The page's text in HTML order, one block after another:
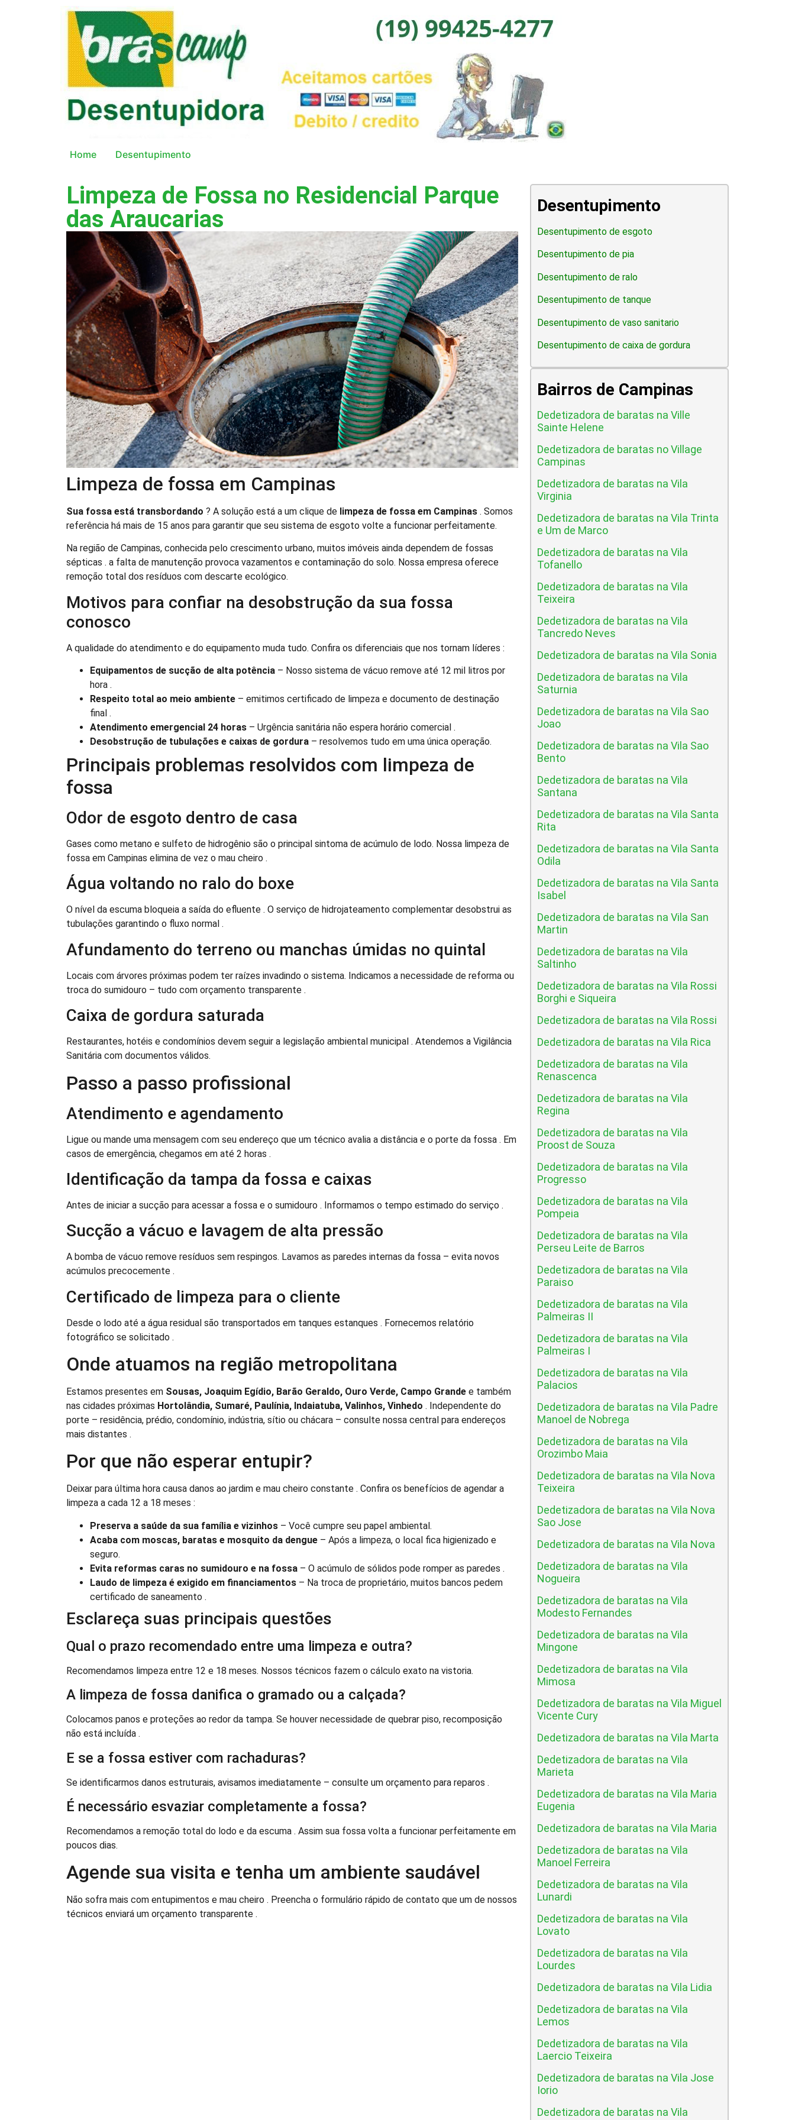
Home Desentupimento
Limpeza de Fossa no Residencial Parque
das Araucarias
Limpeza de fossa em Campinas
Sua fossa está transbordando ? A solução está a um clique de limpeza de fossa em Campinas . Somos
referência há mais de 15 anos para garantir que seu sistema de esgoto volte a funcionar perfeitamente.
Na região de Campinas, conhecida pelo crescimento urbano, muitos imóveis ainda dependem de fossas
sépticas . a falta de manutenção provoca vazamentos e contaminação do solo. Nossa empresa oferece
remoção total dos resíduos com descarte ecológico.
Motivos para confiar na desobstrução da sua fossa
conosco
A qualidade do atendimento e do equipamento muda tudo. Confira os diferenciais que nos tornam líderes :
Equipamentos de sucção de alta potência – Nosso sistema de vácuo remove até 12 mil litros por
hora .
Respeito total ao meio ambiente – emitimos certificado de limpeza e documento de destinação
final .
Atendimento emergencial 24 horas – Urgência sanitária não espera horário comercial .
Desobstrução de tubulações e caixas de gordura – resolvemos tudo em uma única operação.
Principais problemas resolvidos com limpeza de
fossa
Odor de esgoto dentro de casa
Gases como metano e sulfeto de hidrogênio são o principal sintoma de acúmulo de lodo. Nossa limpeza de
fossa em Campinas elimina de vez o mau cheiro .
Água voltando no ralo do boxe
O nível da escuma bloqueia a saída do efluente . O serviço de hidrojateamento complementar desobstrui as
tubulações garantindo o fluxo normal .
Afundamento do terreno ou manchas úmidas no quintal
Locais com árvores próximas podem ter raízes invadindo o sistema. Indicamos a necessidade de reforma ou
troca do sumidouro – tudo com orçamento transparente .
Caixa de gordura saturada
Restaurantes, hotéis e condomínios devem seguir a legislação ambiental municipal . Atendemos a Vigilância
Sanitária com documentos válidos.
Passo a passo profissional
Atendimento e agendamento
Ligue ou mande uma mensagem com seu endereço que um técnico avalia a distância e o porte da fossa . Em
casos de emergência, chegamos em até 2 horas .
Identificação da tampa da fossa e caixas
Antes de iniciar a sucção para acessar a fossa e o sumidouro . Informamos o tempo estimado do serviço .
Sucção a vácuo e lavagem de alta pressão
A bomba de vácuo remove resíduos sem respingos. Lavamos as paredes internas da fossa – evita novos
acúmulos precocemente .
Certificado de limpeza para o cliente
Desde o lodo até a água residual são transportados em tanques estanques . Fornecemos relatório
fotográfico se solicitado .
Onde atuamos na região metropolitana
Estamos presentes em Sousas, Joaquim Egídio, Barão Geraldo, Ouro Verde, Campo Grande e também
nas cidades próximas Hortolândia, Sumaré, Paulínia, Indaiatuba, Valinhos, Vinhedo . Independente do
porte – residência, prédio, condomínio, indústria, sítio ou chácara – consulte nossa central para endereços
mais distantes .
Por que não esperar entupir?
Deixar para última hora causa danos ao jardim e mau cheiro constante . Confira os benefícios de agendar a
limpeza a cada 12 a 18 meses :
Preserva a saúde da sua família e vizinhos – Você cumpre seu papel ambiental.
Acaba com moscas, baratas e mosquito da dengue – Após a limpeza, o local fica higienizado e
seguro.
Evita reformas caras no sumidouro e na fossa – O acúmulo de sólidos pode romper as paredes .
Laudo de limpeza é exigido em financiamentos – Na troca de proprietário, muitos bancos pedem
certificado de saneamento .
Esclareça suas principais questões
Qual o prazo recomendado entre uma limpeza e outra?
Recomendamos limpeza entre 12 e 18 meses. Nossos técnicos fazem o cálculo exato na vistoria.
A limpeza de fossa danifica o gramado ou a calçada?
Colocamos panos e proteções ao redor da tampa. Se houver necessidade de quebrar piso, recomposição
não está incluída .
E se a fossa estiver com rachaduras?
Se identificarmos danos estruturais, avisamos imediatamente – consulte um orçamento para reparos .
É necessário esvaziar completamente a fossa?
Recomendamos a remoção total do lodo e da escuma . Assim sua fossa volta a funcionar perfeitamente em
poucos dias.
Agende sua visita e tenha um ambiente saudável
Não sofra mais com entupimentos e mau cheiro . Preencha o formulário rápido de contato que um de nossos
técnicos enviará um orçamento transparente .
Desentupimento
Desentupimento de esgoto
Desentupimento de pia
Desentupimento de ralo
Desentupimento de tanque
Desentupimento de vaso sanitario
Desentupimento de caixa de gordura
Bairros de Campinas
Dedetizadora de baratas na Ville
Sainte Helene
Dedetizadora de baratas no Village
Campinas
Dedetizadora de baratas na Vila
Virginia
Dedetizadora de baratas na Vila Trinta
e Um de Marco
Dedetizadora de baratas na Vila
Tofanello
Dedetizadora de baratas na Vila
Teixeira
Dedetizadora de baratas na Vila
Tancredo Neves
Dedetizadora de baratas na Vila Sonia
Dedetizadora de baratas na Vila
Saturnia
Dedetizadora de baratas na Vila Sao
Joao
Dedetizadora de baratas na Vila Sao
Bento
Dedetizadora de baratas na Vila
Santana
Dedetizadora de baratas na Vila Santa
Rita
Dedetizadora de baratas na Vila Santa
Odila
Dedetizadora de baratas na Vila Santa
Isabel
Dedetizadora de baratas na Vila San
Martin
Dedetizadora de baratas na Vila
Saltinho
Dedetizadora de baratas na Vila Rossi
Borghi e Siqueira
Dedetizadora de baratas na Vila Rossi
Dedetizadora de baratas na Vila Rica
Dedetizadora de baratas na Vila
Renascenca
Dedetizadora de baratas na Vila
Regina
Dedetizadora de baratas na Vila
Proost de Souza
Dedetizadora de baratas na Vila
Progresso
Dedetizadora de baratas na Vila
Pompeia
Dedetizadora de baratas na Vila
Perseu Leite de Barros
Dedetizadora de baratas na Vila
Paraiso
Dedetizadora de baratas na Vila
Palmeiras II
Dedetizadora de baratas na Vila
Palmeiras I
Dedetizadora de baratas na Vila
Palacios
Dedetizadora de baratas na Vila Padre
Manoel de Nobrega
Dedetizadora de baratas na Vila
Orozimbo Maia
Dedetizadora de baratas na Vila Nova
Teixeira
Dedetizadora de baratas na Vila Nova
Sao Jose
Dedetizadora de baratas na Vila Nova
Dedetizadora de baratas na Vila
Nogueira
Dedetizadora de baratas na Vila
Modesto Fernandes
Dedetizadora de baratas na Vila
Mingone
Dedetizadora de baratas na Vila
Mimosa
Dedetizadora de baratas na Vila Miguel
Vicente Cury
Dedetizadora de baratas na Vila Marta
Dedetizadora de baratas na Vila
Marieta
Dedetizadora de baratas na Vila Maria
Eugenia
Dedetizadora de baratas na Vila Maria
Dedetizadora de baratas na Vila
Manoel Ferreira
Dedetizadora de baratas na Vila
Lunardi
Dedetizadora de baratas na Vila
Lovato
Dedetizadora de baratas na Vila
Lourdes
Dedetizadora de baratas na Vila Lidia
Dedetizadora de baratas na Vila
Lemos
Dedetizadora de baratas na Vila
Laercio Teixeira
Dedetizadora de baratas na Vila Jose
Iorio
Dedetizadora de baratas na Vila